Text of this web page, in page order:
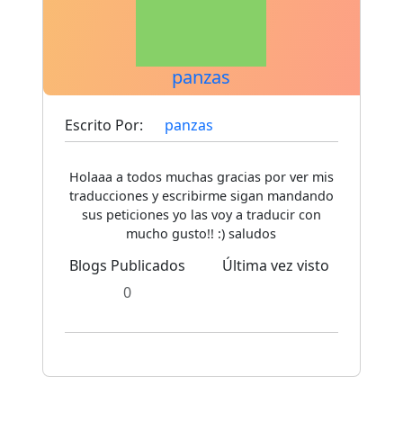
panzas
Escrito Por: panzas
Holaaa a todos muchas gracias por ver mis
traducciones y escribirme sigan mandando
sus peticiones yo las voy a traducir con
mucho gusto!! :) saludos
Blogs Publicados
0
Última vez visto